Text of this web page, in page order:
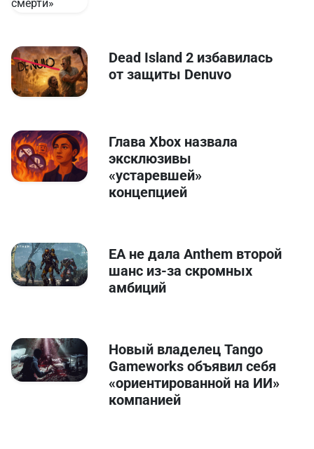
Dead Island 2 избавилась
от защиты Denuvo
Глава Xbox назвала
эксклюзивы
«устаревшей»
концепцией
EA не дала Anthem второй
шанс из-за скромных
амбиций
Новый владелец Tango
Gameworks объявил себя
«ориентированной на ИИ»
компанией